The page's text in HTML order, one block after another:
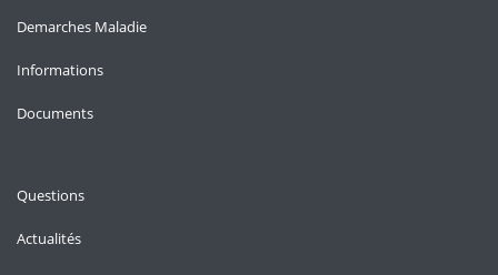
Demarches Maladie
Informations
Documents
Questions
Actualités